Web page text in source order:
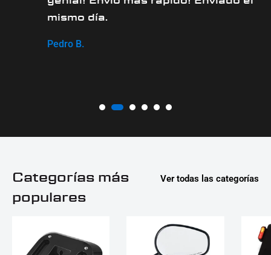
mismo día.
Pedro B.
Categorías más
populares
Ver todas las categorías